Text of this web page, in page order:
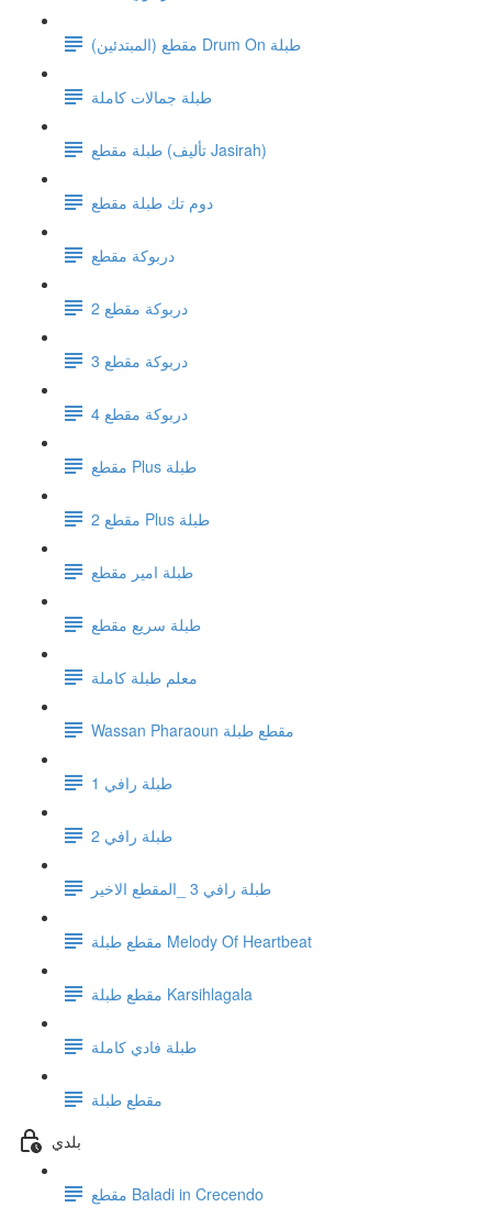
مقطع (المبتدئين) Drum On طبلة
طبلة جمالات كاملة
طبلة مقطع (تأليف Jasirah)
دوم تك طبلة مقطع
دربوكة مقطع
دربوكة مقطع 2
دربوكة مقطع 3
دربوكة مقطع 4
مقطع Plus طبلة
مقطع 2 Plus طبلة
طبلة امير مقطع
طبلة سريع مقطع
معلم طبلة كاملة
Wassan Pharaoun مقطع طبلة
1 طبلة رافي
طبلة رافي 2
طبلة رافي 3 _المقطع الاخير
مقطع طبلة Melody Of Heartbeat
مقطع طبلة Karsihlagala
طبلة فادي كاملة
مقطع طبلة
بلدي
مقطع Baladi in Crecendo